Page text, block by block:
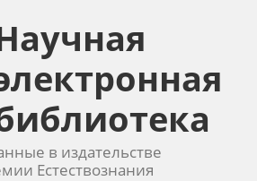
в издательстве
Естествознания